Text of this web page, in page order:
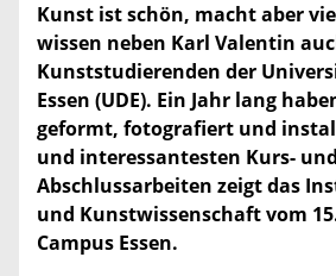
Kunst ist schön, macht aber
wissen neben Karl Valentin
Kunststudierenden der
Essen (UDE). Ein Jahr lang
geformt, fotografiert und
und interessantesten Kurs- und
Abschlussarbeiten zeigt das
und Kunstwissenschaft vom
Campus Essen.